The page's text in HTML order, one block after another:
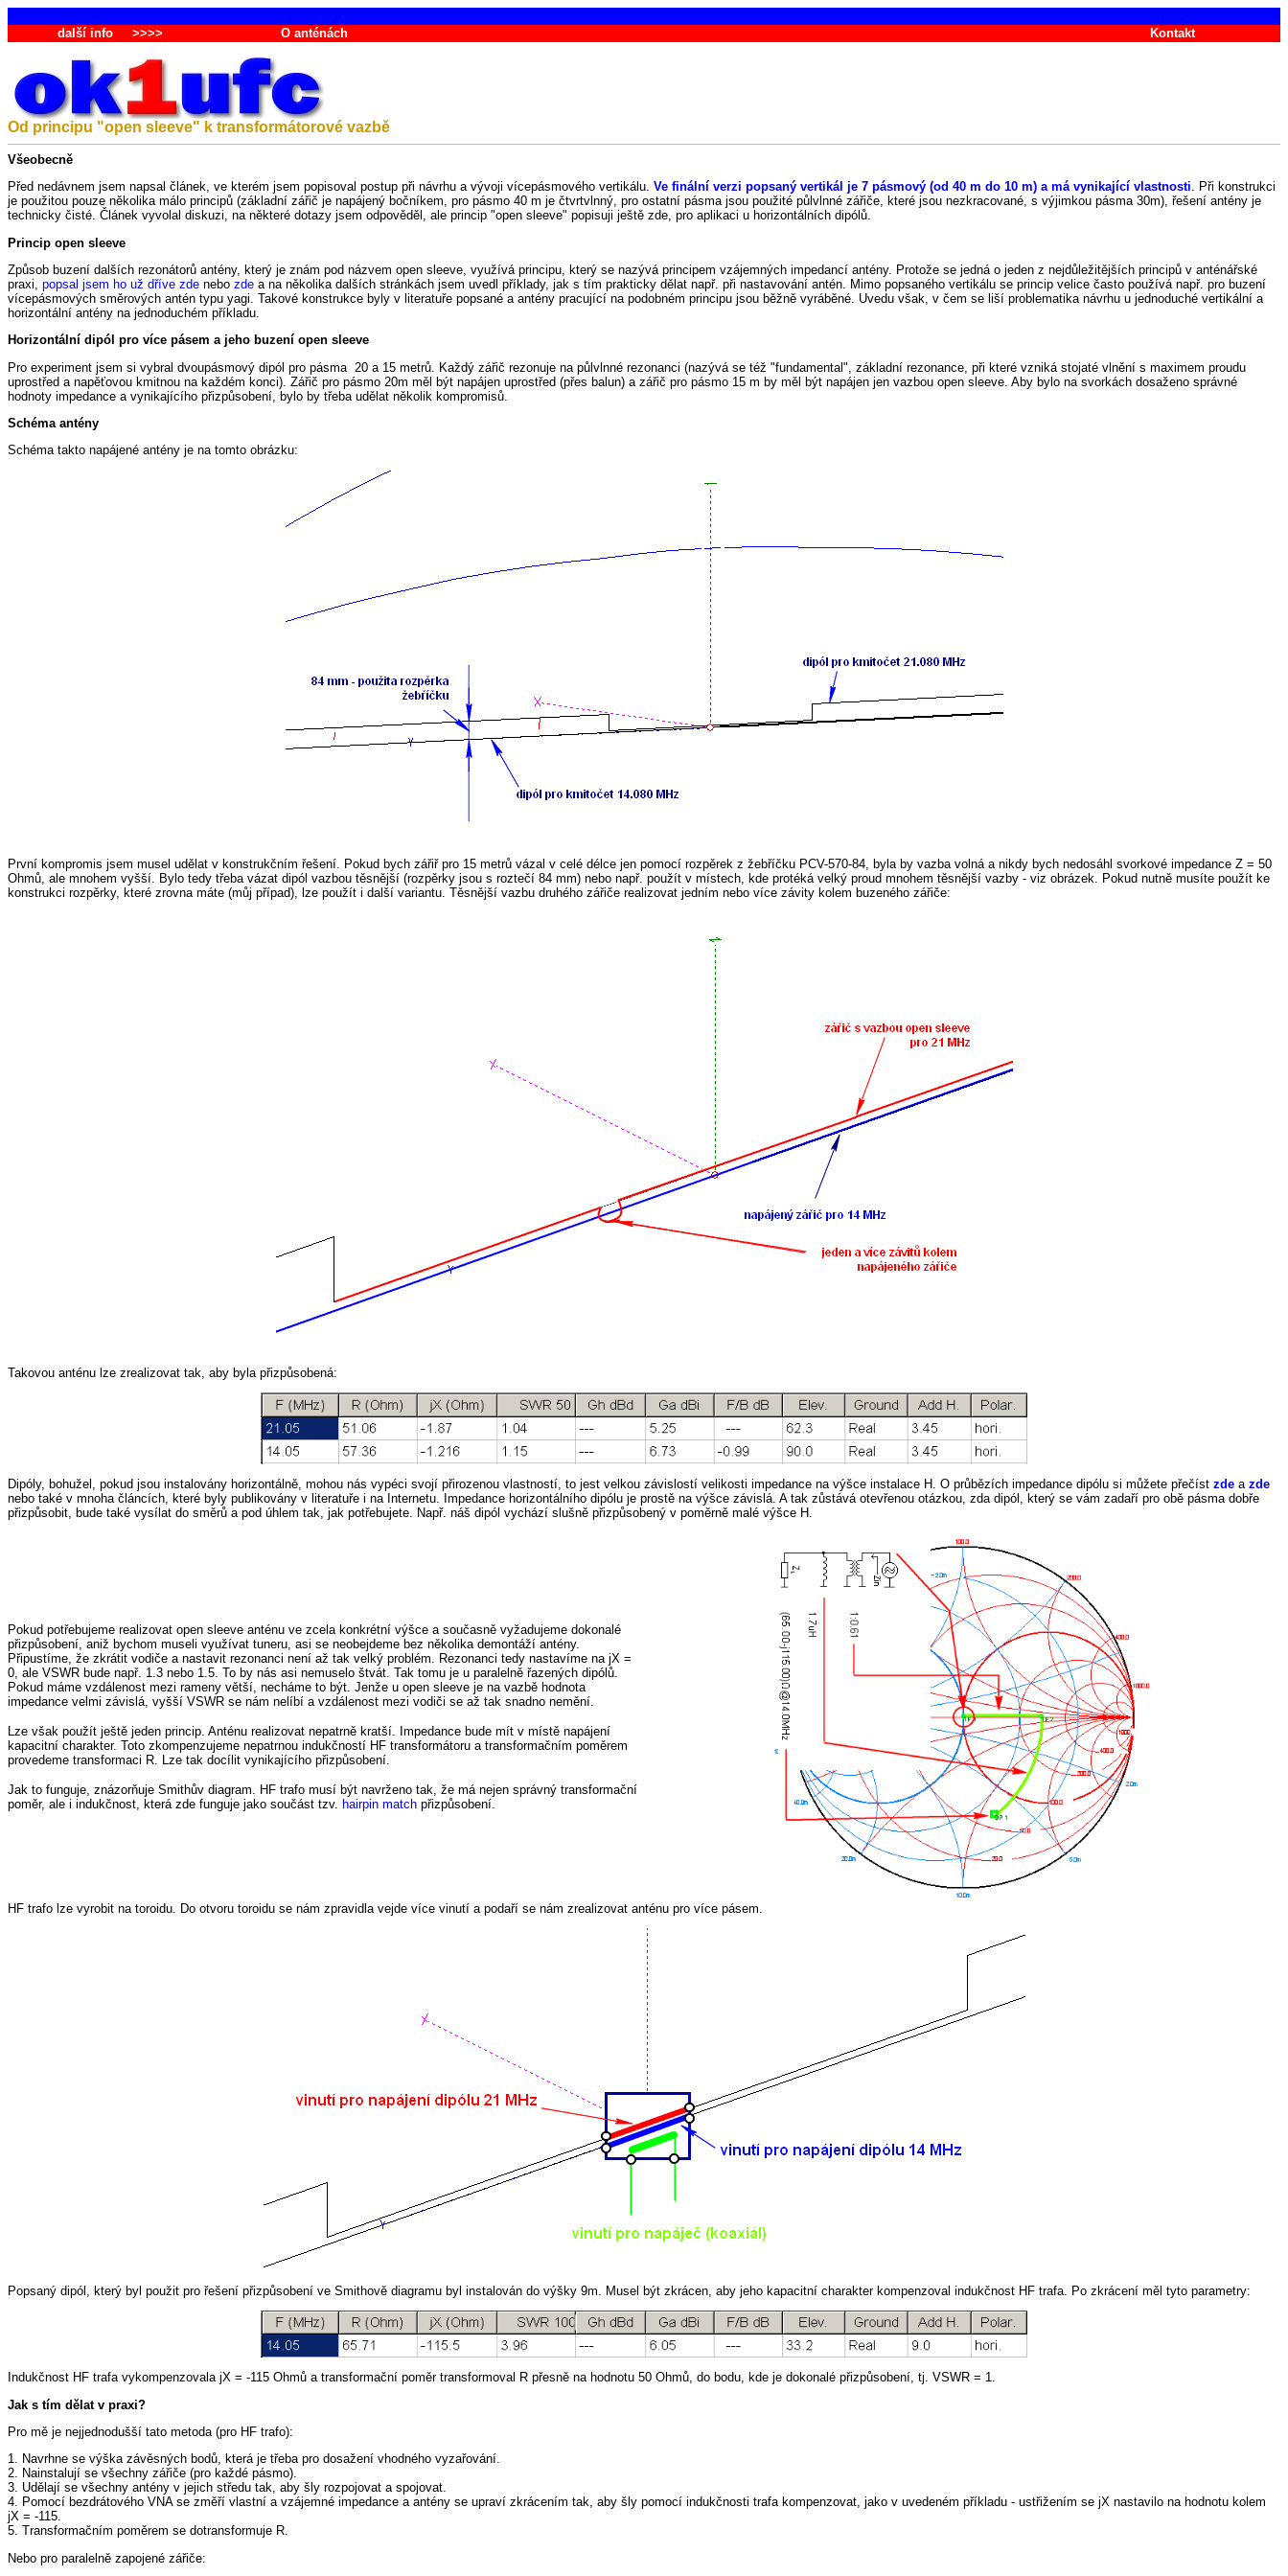
další info>>>> O anténách Kontakt
Od principu "open sleeve" k transformátorové vazbě
Všeobecně
Před nedávnem jsem napsal článek, ve kterém jsem popisoval postup při návrhu a vývoji vícepásmového vertikálu. Ve finální verzi popsaný vertikál je 7 pásmový (od 40 m do 10 m) a má vynikající vlastnosti. Při konstrukci
je použitou pouze několika málo principů (základní zářič je napájený bočníkem, pro pásmo 40 m je čtvrtvlnný, pro ostatní pásma jsou použité půlvlnné zářiče, které jsou nezkracované, s výjimkou pásma 30m), řešení antény je
technicky čisté. Článek vyvolal diskuzi, na některé dotazy jsem odpověděl, ale princip "open sleeve" popisuji ještě zde, pro aplikaci u horizontálních dipólů.
Princip open sleeve
Způsob buzení dalších rezonátorů antény, který je znám pod názvem open sleeve, využívá principu, který se nazývá principem vzájemných impedancí antény. Protože se jedná o jeden z nejdůležitějších principů v anténářské
praxi, popsal jsem ho už dříve zde nebo zde a na několika dalších stránkách jsem uvedl příklady, jak s tím prakticky dělat např. při nastavování antén. Mimo popsaného vertikálu se princip velice často používá např. pro buzení
vícepásmových směrových antén typu yagi. Takové konstrukce byly v literatuře popsané a antény pracující na podobném principu jsou běžně vyráběné. Uvedu však, v čem se liší problematika návrhu u jednoduché vertikální a
horizontální antény na jednoduchém příkladu.
Horizontální dipól pro více pásem a jeho buzení open sleeve
Pro experiment jsem si vybral dvoupásmový dipól pro pásma 20 a 15 metrů. Každý zářič rezonuje na půlvlnné rezonanci (nazývá se též "fundamental", základní rezonance, při které vzniká stojaté vlnění s maximem proudu
uprostřed a napěťovou kmitnou na každém konci). Zářič pro pásmo 20m měl být napájen uprostřed (přes balun) a zářič pro pásmo 15 m by měl být napájen jen vazbou open sleeve. Aby bylo na svorkách dosaženo správné
hodnoty impedance a vynikajícího přizpůsobení, bylo by třeba udělat několik kompromisů.
Schéma antény
Schéma takto napájené antény je na tomto obrázku:
První kompromis jsem musel udělat v konstrukčním řešení. Pokud bych zářiř pro 15 metrů vázal v celé délce jen pomocí rozpěrek z žebříčku PCV-570-84, byla by vazba volná a nikdy bych nedosáhl svorkové impedance Z = 50
Ohmů, ale mnohem vyšší. Bylo tedy třeba vázat dipól vazbou těsnější (rozpěrky jsou s roztečí 84 mm) nebo např. použít v místech, kde protéká velký proud mnohem těsnější vazby - viz obrázek. Pokud nutně musíte použít ke
konstrukci rozpěrky, které zrovna máte (můj případ), lze použít i další variantu. Těsnější vazbu druhého zářiče realizovat jedním nebo více závity kolem buzeného zářiče:
Takovou anténu lze zrealizovat tak, aby byla přizpůsobená:
Dipóly, bohužel, pokud jsou instalovány horizontálně, mohou nás vypéci svojí přirozenou vlastností, to jest velkou závislostí velikosti impedance na výšce instalace H. O průbězích impedance dipólu si můžete přečíst zde a zde
nebo také v mnoha článcích, které byly publikovány v literatuře i na Internetu. Impedance horizontálního dipólu je prostě na výšce závislá. A tak zůstává otevřenou otázkou, zda dipól, který se vám zadaří pro obě pásma dobře
přizpůsobit, bude také vysílat do směrů a pod úhlem tak, jak potřebujete. Např. náš dipól vychází slušně přizpůsobený v poměrně malé výšce H.
Pokud potřebujeme realizovat open sleeve anténu ve zcela konkrétní výšce a současně vyžadujeme dokonalé
přizpůsobení, aniž bychom museli využívat tuneru, asi se neobejdeme bez několika demontáží antény.
Připustíme, že zkrátit vodiče a nastavit rezonanci není až tak velký problém. Rezonanci tedy nastavíme na jX =
0, ale VSWR bude např. 1.3 nebo 1.5. To by nás asi nemuselo štvát. Tak tomu je u paralelně řazených dipólů.
Pokud máme vzdálenost mezi rameny větší, necháme to být. Jenže u open sleeve je na vazbě hodnota
impedance velmi závislá, vyšší VSWR se nám nelíbí a vzdálenost mezi vodiči se až tak snadno nemění.
Lze však použít ještě jeden princip. Anténu realizovat nepatrně kratší. Impedance bude mít v místě napájení
kapacitní charakter. Toto zkompenzujeme nepatrnou indukčností HF transformátoru a transformačním poměrem
provedeme transformaci R. Lze tak docílit vynikajícího přizpůsobení.
Jak to funguje, znázorňuje Smithův diagram. HF trafo musí být navrženo tak, že má nejen správný transformační
poměr, ale i indukčnost, která zde funguje jako součást tzv. hairpin match přizpůsobení.
HF trafo lze vyrobit na toroidu. Do otvoru toroidu se nám zpravidla vejde více vinutí a podaří se nám zrealizovat anténu pro více pásem.
Popsaný dipól, který byl použit pro řešení přizpůsobení ve Smithově diagramu byl instalován do výšky 9m. Musel být zkrácen, aby jeho kapacitní charakter kompenzoval indukčnost HF trafa. Po zkrácení měl tyto parametry:
Indukčnost HF trafa vykompenzovala jX = -115 Ohmů a transformační poměr transformoval R přesně na hodnotu 50 Ohmů, do bodu, kde je dokonalé přizpůsobení, tj. VSWR = 1.
Jak s tím dělat v praxi?
Pro mě je nejjednodušší tato metoda (pro HF trafo):
1. Navrhne se výška závěsných bodů, která je třeba pro dosažení vhodného vyzařování.
2. Nainstalují se všechny zářiče (pro každé pásmo).
3. Udělají se všechny antény v jejich středu tak, aby šly rozpojovat a spojovat.
4. Pomocí bezdrátového VNA se změří vlastní a vzájemné impedance a antény se upraví zkrácením tak, aby šly pomocí indukčnosti trafa kompenzovat, jako v uvedeném příkladu - ustřižením se jX nastavilo na hodnotu kolem
jX = -115.
5. Transformačním poměrem se dotransformuje R.
Nebo pro paralelně zapojené zářiče: